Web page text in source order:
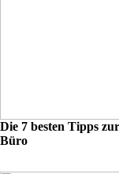
Die 7 besten Tipps
Büro